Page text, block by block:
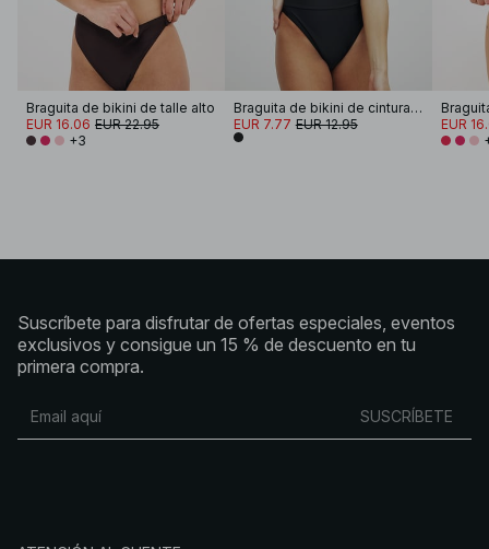
Braguita de bikini de talle alto
EUR 16.06 EUR 22.95
+3
Braguita de bikini de cintura alta
EUR 7.77 EUR 12.95
EUR
Suscríbete para disfrutar de ofertas especiales, eventos
exclusivos y consigue un 15 % de descuento en tu
primera compra.
SUSCRÍBETE